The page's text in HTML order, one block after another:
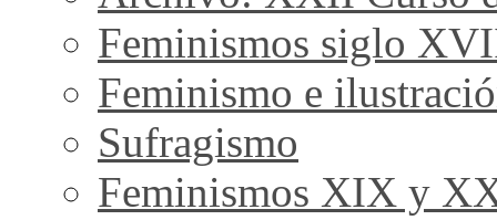
Feminismos siglo
Feminismo e
Sufragismo
Feminismos XIX y